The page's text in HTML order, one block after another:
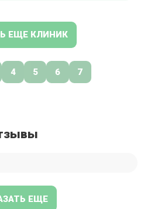
такие как
диетология, психология.
ЕЩЕ КЛИНИК
4 5 6 7
ЕЩЕ